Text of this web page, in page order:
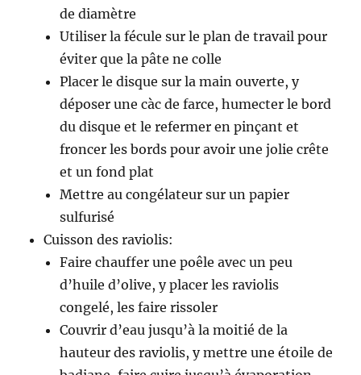
de diamètre
Utiliser la fécule sur le plan de travail pour
éviter que la pâte ne colle
Placer le disque sur la main ouverte, y
déposer une càc de farce, humecter le bord
du disque et le refermer en pinçant et
froncer les bords pour avoir une jolie crête
et un fond plat
Mettre au congélateur sur un papier
sulfurisé
Cuisson des raviolis:
Faire chauffer une poêle avec un peu
d’huile d’olive, y placer les raviolis
congelé, les faire rissoler
Couvrir d’eau jusqu’à la moitié de la
hauteur des raviolis, y mettre une étoile de